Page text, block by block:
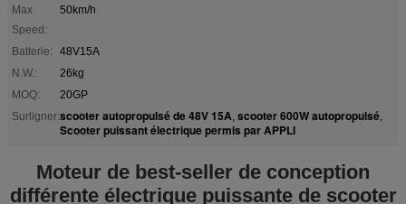
Max
Speed:
50km/h
Batterie:
48V15A
N.W.:
26kg
MOQ:
20GP
Surligner:scooter autopropulsé de 48V 15A, scooter 600W autopropulsé,
Scooter puissant électrique permis par APPLI
Moteur de best-seller de conception
différente électrique puissante de scooter